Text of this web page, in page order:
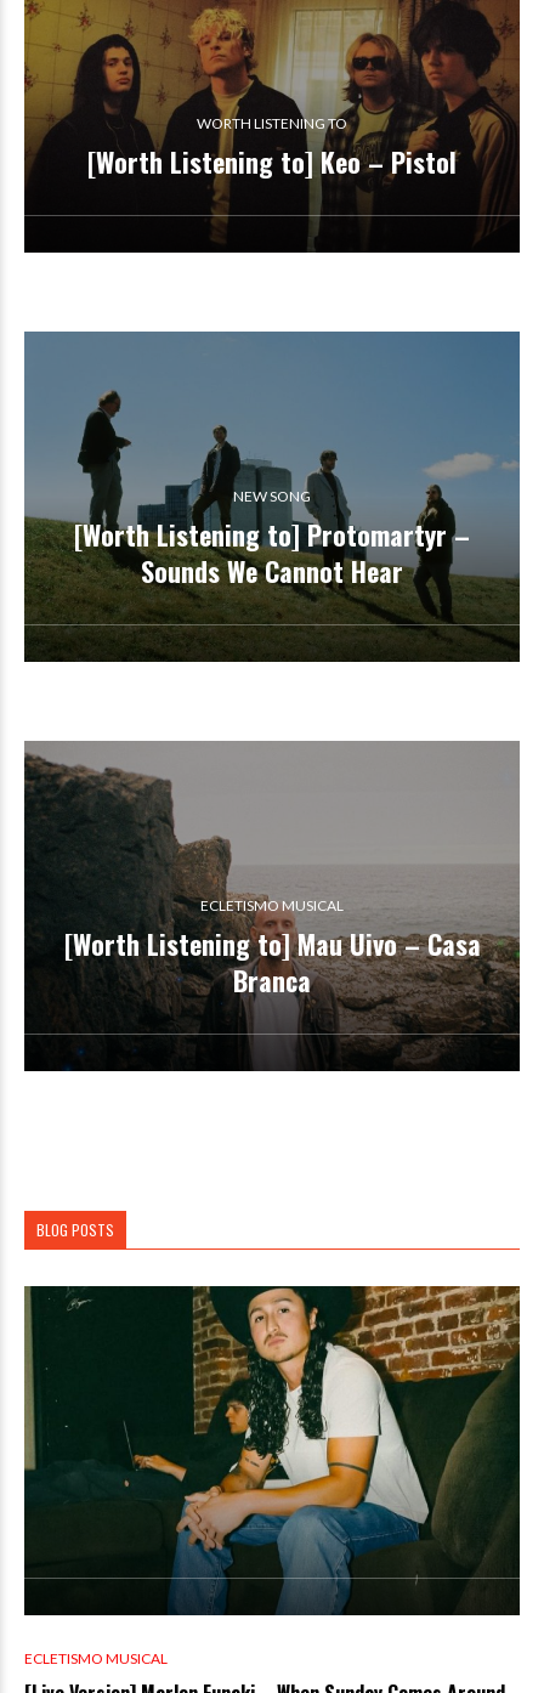
WORTH LISTENING TO
[Worth Listening to] Keo – Pistol
NEW SONG
[Worth Listening to] Protomartyr –
Sounds We Cannot Hear
ECLETISMO MUSICAL
[Worth Listening to] Mau Uivo – Casa
Branca
BLOG POSTS
ECLETISMO MUSICAL